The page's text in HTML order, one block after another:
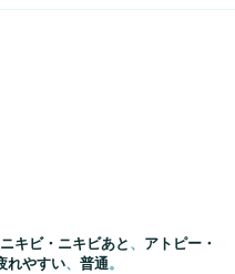
ニキビ・ニキビあと 、 アトピー・
れやすい、普通。